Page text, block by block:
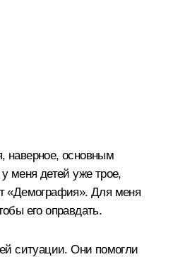
наверное, основным
меня детей уже трое,
«Демография». Для меня
его оправдать.
ситуации. Они помогли